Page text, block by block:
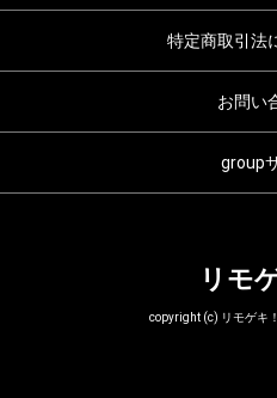
特定商取引法
お問い
group
リモ
copyright (c) リモゲキ